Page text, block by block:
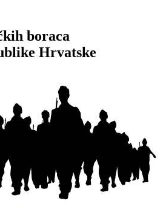
boraca
Hrvatske